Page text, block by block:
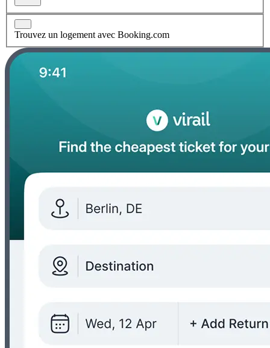
Trouvez un logement avec Booking.com